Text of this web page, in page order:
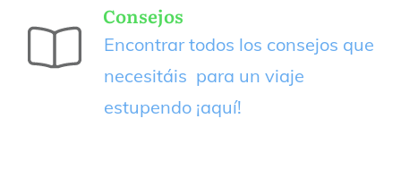
Consejos
Encontrar todos los consejos que
necesitáis para un viaje
estupendo ¡aquí!